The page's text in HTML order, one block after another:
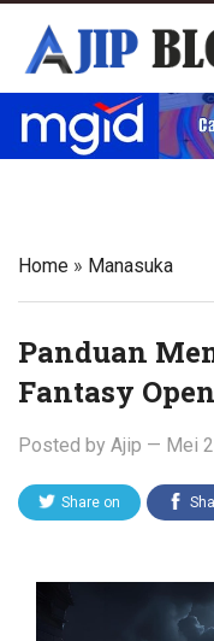
Ajip Blog
Home » Manasuka
Panduan
Fantasy
Posted by Ajip — Mei
Share on